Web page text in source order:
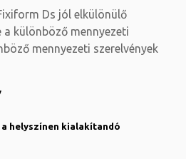
Ds jól elkülönülő
különböző mennyezeti
mennyezeti szerelvények
helyszínen kialakítandó